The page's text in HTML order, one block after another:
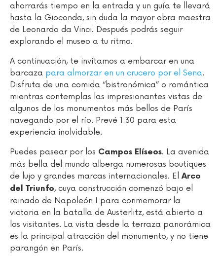
ahorrarás tiempo en la entrada y un guía te llevará
hasta la Gioconda, sin duda la mayor obra maestra
de Leonardo da Vinci. Después podrás seguir
explorando el museo a tu ritmo.
A continuación, te invitamos a embarcar en una
barcaza para almorzar en un crucero por el Sena.
Disfruta de una comida “bistronómica” o romántica
mientras contemplas las impresionantes vistas de
algunos de los monumentos más bellos de París
navegando por el río. Prevé 1:30 para esta
experiencia inolvidable.
Puedes pasear por los Campos Elíseos. La avenida
más bella del mundo alberga numerosas boutiques
de lujo y grandes marcas internacionales. El Arco
del Triunfo, cuya construcción comenzó bajo el
reinado de Napoleón I para conmemorar la
victoria en la batalla de Austerlitz, está abierto a
los visitantes. La vista desde la terraza panorámica
es la principal atracción del monumento, y no tiene
parangón en París.